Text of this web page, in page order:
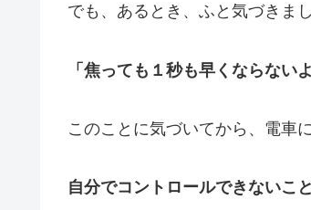
でも、あるとき、ふと気づきまし
「焦っても１秒も早くならない
このことに気づいてから、電車
自分でコントロールできないこ